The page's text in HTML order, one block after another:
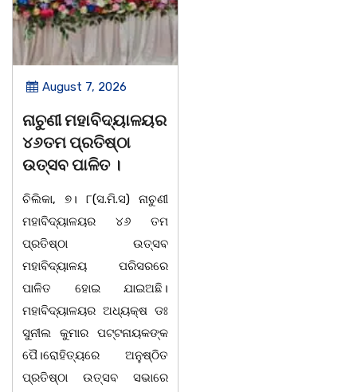
August 7, 2026
ନାଚୁଣୀ ମହାବିଦ୍ୟାଳୟର
୪୬ତମ ପ୍ରତିଷ୍ଠା
ଉତ୍ସବ ପାଳିତ ।
ଚିଲିକା, ୭। ୮(ସ.ମି.ସ) ନାଚୁଣୀ
ମହାବିଦ୍ୟାଳୟର ୪୬ ତମ
ପ୍ରତିଷ୍ଠା ଉତ୍ସବ
ମହାବିଦ୍ୟାଳୟ ପରିସରରେ
ପାଳିତ ହୋଇ ଯାଇଅଛି।
ମହାବିଦ୍ୟାଳୟର ଅଧ୍ୟକ୍ଷ ଡଃ
ସୁନୀଲ କୁମାର ପଟ୍ଟନାୟକଙ୍କ
ପୈ।ରୋହିତ୍ୟରେ ଅନୁଷ୍ଠିତ
ପ୍ରତିଷ୍ଠା ଉତ୍ସବ ସଭାରେ